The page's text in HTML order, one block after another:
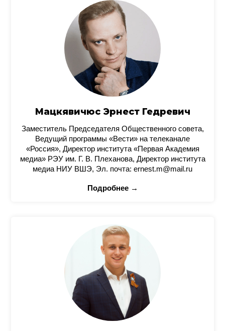
Мацкявичюс Эрнест Гедревич
Заместитель Председателя Общественного совета,
Ведущий программы «Вести» на телеканале
«Россия», Директор института «Первая Академия
медиа» РЭУ им. Г. В. Плеханова, Директор института
медиа НИУ ВШЭ, Эл. почта: ernest.m@mail.ru
Подробнее →